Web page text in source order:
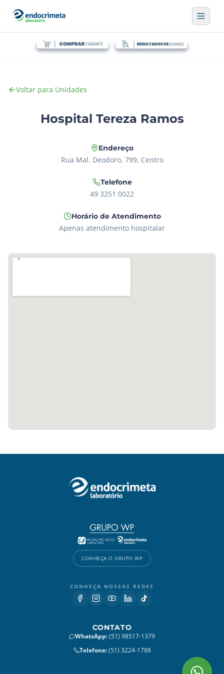
Voltar para Unidades
Hospital Tereza Ramos
Endereço
Rua Mal. Deodoro, 799, Centro
Telefone
49 3251 0022
Horário de Atendimento
Apenas atendimento hospitalar
CONHEÇA O GRUPO WP
CONHEÇA NOSSAS REDES
CONTATO
WhatsApp:(51) 98517-1379
Telefone:(51) 3224-1788